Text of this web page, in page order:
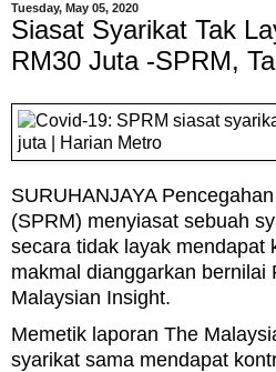
Tuesday, May 05, 2020
Siasat Syarikat Tak
RM30 Juta -SPRM,
SURUHANJAYA
(SPRM) menyiasat sebuah
secara tidak layak mendapat
makmal dianggarkan bernilai
Malaysian Insight.
Memetik laporan The
syarikat sama mendapat